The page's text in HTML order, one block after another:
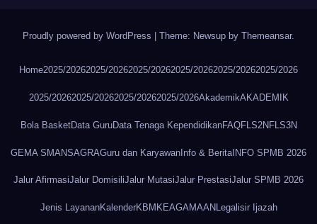
Proudly powered by WordPress Theme: Newsup by Themeansar.
Home2025/20262025/20262025/20262025/20262025/20262025/2026
2025/20262025/20262025/20262025/2026AkademikAKADEMIK
Bola BasketData GuruData Tenaga KependidikanFAQFLS2N FLS3N
GEMA SMANSAGRAGuru dan KaryawanInfo & BeritaINFO SPMB 2026
Jalur AfirmasiJalur DomisiliJalur MutasiJalur PrestasiJalur SPMB 2026
Jenis LayananKalenderKBM KEAGAMAAN Legalisir Ijazah